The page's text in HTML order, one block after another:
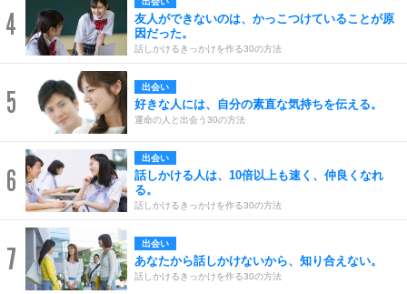
4
友人ができないのは、かっこつけていることが原
因だった。
話しかけるきっかけを作る30の方法
5 出会い
好きな人には、自分の素直な気持ちを伝える。
運命の人と出会う30の方法
6
出会い
話しかける人は、10倍以上も速く、仲良くなれ
る。
話しかけるきっかけを作る30の方法
7 出会い
あなたから話しかけないから、知り合えない。
話しかけるきっかけを作る30の方法